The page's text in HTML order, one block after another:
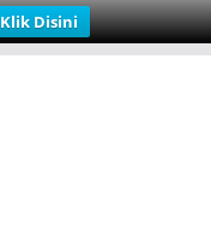
Klik Disini